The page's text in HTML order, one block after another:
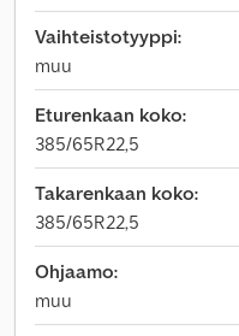
Vaihteistotyyppi:
muu
Eturenkaan koko:
385/65R22,5
Takarenkaan koko:
385/65R22,5
Ohjaamo:
muu